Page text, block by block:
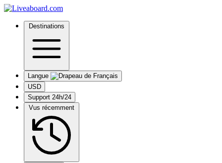
Destinations
Langue
USD
Support 24h/24
Vus récemment